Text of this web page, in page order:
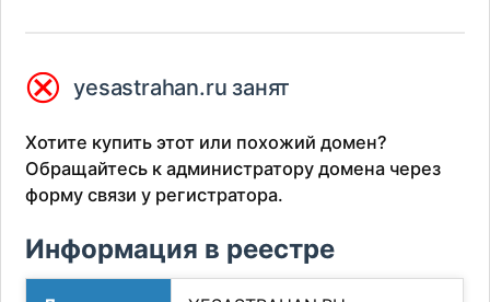
⮿ yesastrahan.ru занят
Хотите купить этот или похожий домен?
Обращайтесь к администратору домена через
форму связи у регистратора.
Информация в реестре